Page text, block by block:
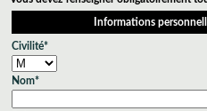
Informations
Civilité*
Nom*